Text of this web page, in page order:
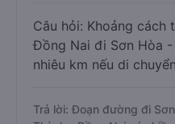
Câu hỏi: Khoảng cách
Đồng Nai đi Sơn Hòa -
nhiêu km nếu di
Trả lời: Đoạn đường đi